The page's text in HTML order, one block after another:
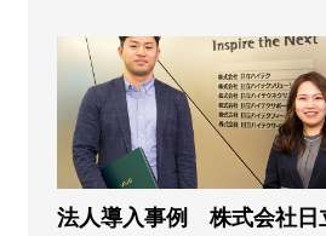
法人導入事例 株式会社日